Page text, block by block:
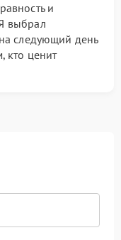
и
выбрал
следующий день
кто ценит